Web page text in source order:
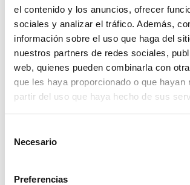
el contenido y los anuncios, ofrecer
sociales y analizar el tráfico. Además,
información sobre el uso que haga del
nuestros partners de redes sociales,
web, quienes pueden combinarla con
que les haya proporcionado o que hayan
partir del uso que haya hecho de sus
Necesario
Preferencias
remolque tt-752 200x130x50